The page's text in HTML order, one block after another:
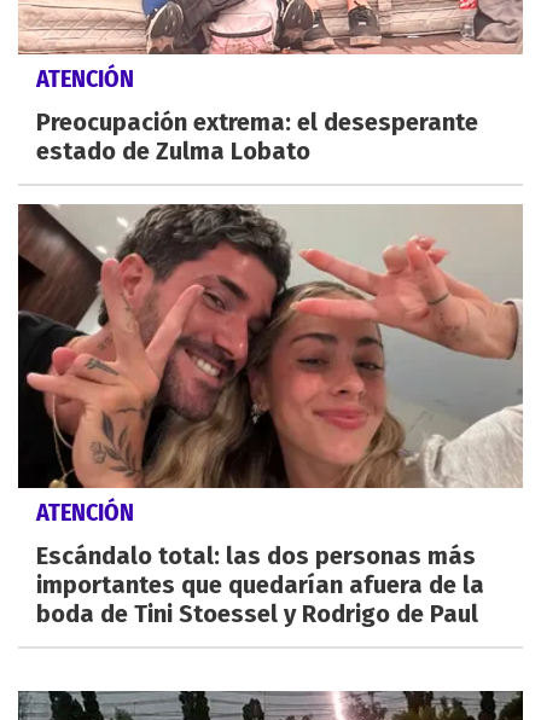
ATENCIÓN
Preocupación extrema: el desesperante
estado de Zulma Lobato
ATENCIÓN
Escándalo total: las dos personas más
importantes que quedarían afuera de la
boda de Tini Stoessel y Rodrigo de Paul